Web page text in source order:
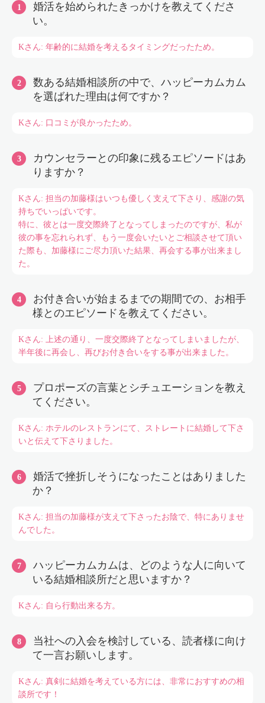
婚活を始められたきっかけを教えてくださ
い。
Kさん: 年齢的に結婚を考えるタイミングだったため。
数ある結婚相談所の中で、ハッピーカムカム
を選ばれた理由は何ですか？
Kさん: 口コミが良かったため。
カウンセラーとの印象に残るエピソードはあ
りますか？
Kさん: 担当の加藤様はいつも優しく支えて下さり、感謝の気
持ちでいっぱいです。
特に、彼とは一度交際終了となってしまったのですが、私が
彼の事を忘れられず、もう一度会いたいとご相談させて頂い
た際も、加藤様にご尽力頂いた結果、再会する事が出来まし
た。
お付き合いが始まるまでの期間での、お相手
様とのエピソードを教えてください。
Kさん: 上述の通り、一度交際終了となってしまいましたが、
半年後に再会し、再びお付き合いをする事が出来ました。
プロポーズの言葉とシチュエーションを教え
てください。
Kさん: ホテルのレストランにて、ストレートに結婚して下さ
いと伝えて下さりました。
婚活で挫折しそうになったことはありました
か？
Kさん: 担当の加藤様が支えて下さったお陰で、特にありませ
んでした。
ハッピーカムカムは、どのような人に向いて
いる結婚相談所だと思いますか？
Kさん: 自ら行動出来る方。
当社への入会を検討している、読者様に向け
て一言お願いします。
Kさん: 真剣に結婚を考えている方には、非常におすすめの相
談所です！